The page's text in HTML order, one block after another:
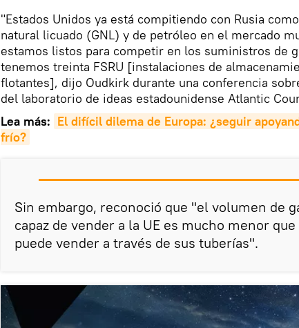
"Estados Unidos ya está compitiendo con Rusia
natural licuado (GNL) y de petróleo en el mercado
estamos listos para competir en los suministros de
tenemos treinta FSRU [instalaciones de
flotantes], dijo Oudkirk durante una conferencia
del laboratorio de ideas estadounidense Atlantic
Lea más: El difícil dilema de Europa: ¿seguir
frío?
Sin embargo, reconoció que "el volumen de
capaz de vender a la UE es mucho menor que
puede vender a través de sus tuberías".